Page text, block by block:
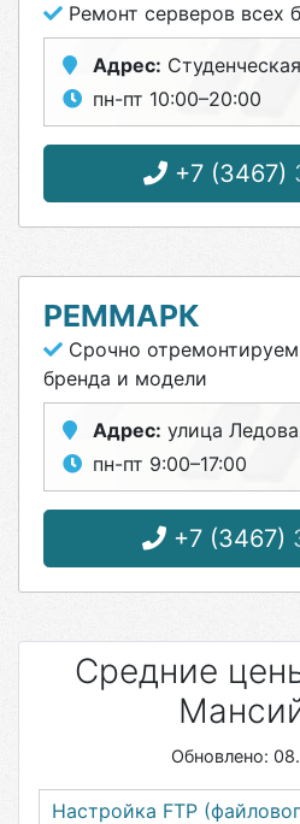
Ремонт серверов всех
Адрес:
пн-пт 10:00–20:00
+7 (3467)
РЕММАРК
Срочно
бренда и модели
Адрес: улица
пн-пт 9:00–17:00
+7 (3467)
Средние
Обновлено:
Настройка FTP